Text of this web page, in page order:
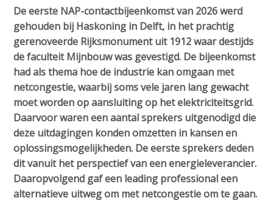
i
g
a
t
i
o
n
J
u
m
p
t
o
e
i
a
a
g
s
:
De eerste NAP-contactbijeenkomst van 2026 werd
gehouden bij Haskoning in Delft, in het prachtig
gerenoveerde Rijksmonument uit 1912 waar destijds
de faculteit Mijnbouw was gevestigd. De bijeenkomst
had als thema hoe de industrie kan omgaan met
netcongestie, waarbij soms vele jaren lang gewacht
moet worden op aansluiting op het elektriciteitsgrid.
Daarvoor waren een aantal sprekers uitgenodigd die
deze uitdagingen konden omzetten in kansen en
oplossingsmogelijkheden. De eerste sprekers deden
dit vanuit het perspectief van een energieleverancier.
Daaropvolgend gaf een leading professional een
alternatieve uitweg om met netcongestie om te gaan.
Contact
Search
Login
English
Nederlands